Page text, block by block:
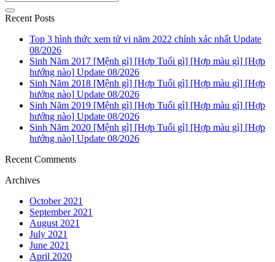
Recent Posts
Top 3 hình thức xem tử vi năm 2022 chính xác nhất Update
08/2026
Sinh Năm 2017 [Mệnh gì] [Hợp Tuổi gì] [Hợp màu gì] [Hợp
hướng nào] Update 08/2026
Sinh Năm 2018 [Mệnh gì] [Hợp Tuổi gì] [Hợp màu gì] [Hợp
hướng nào] Update 08/2026
Sinh Năm 2019 [Mệnh gì] [Hợp Tuổi gì] [Hợp màu gì] [Hợp
hướng nào] Update 08/2026
Sinh Năm 2020 [Mệnh gì] [Hợp Tuổi gì] [Hợp màu gì] [Hợp
hướng nào] Update 08/2026
Recent Comments
Archives
October 2021
September 2021
August 2021
July 2021
June 2021
April 2020